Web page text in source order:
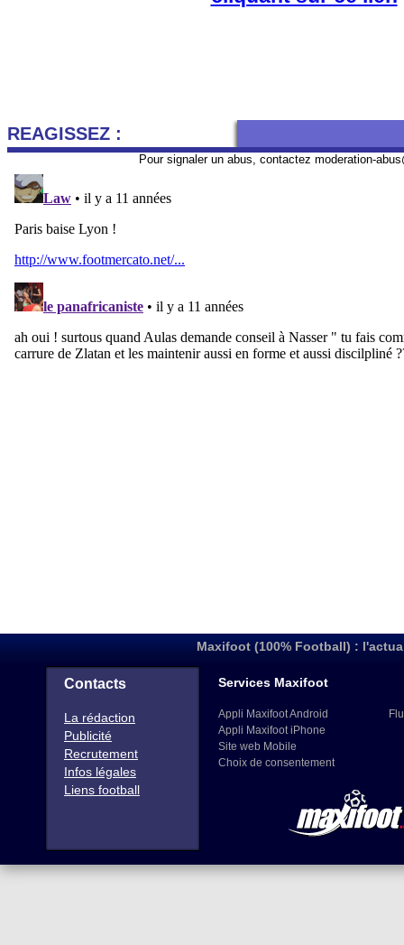
REAGISSEZ :
Pour signaler un abus, contactez moderation-
Maxifoot (100% Football) :
Contacts
La rédaction
Publicité
Recrutement
Infos légales
Liens football
Services Maxifoot
Appli Maxifoot Android
Appli Maxifoot iPhone
Site web Mobile
Choix de consentement